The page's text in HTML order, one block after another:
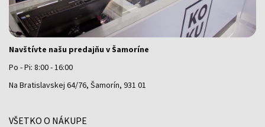
Navštívte našu predajňu v Šamoríne
Po - Pi: 8:00 - 16:00
Na Bratislavskej 64/76, Šamorín, 931 01
VŠETKO O NÁKUPE